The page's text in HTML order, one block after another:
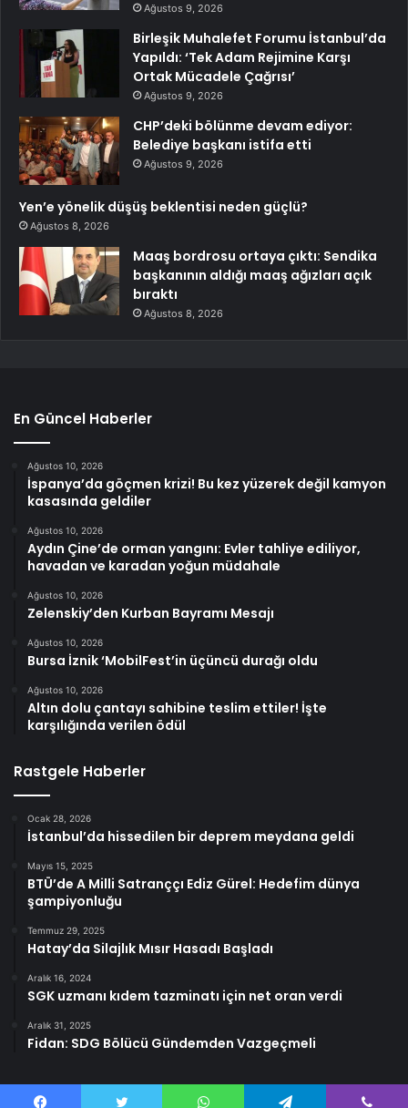
Ağustos 9, 2026
Birleşik Muhalefet Forumu İstanbul’da
Yapıldı: ‘Tek Adam Rejimine Karşı
Ortak Mücadele Çağrısı’
Ağustos 9, 2026
CHP’deki bölünme devam ediyor:
Belediye başkanı istifa etti
Ağustos 9, 2026
Yen’e yönelik düşüş beklentisi neden güçlü?
Ağustos 8, 2026
Maaş bordrosu ortaya çıktı: Sendika
başkanının aldığı maaş ağızları açık
bıraktı
Ağustos 8, 2026
En Güncel Haberler
Ağustos 10, 2026
İspanya’da göçmen krizi! Bu kez yüzerek değil kamyon
kasasında geldiler
Ağustos 10, 2026
Aydın Çine’de orman yangını: Evler tahliye ediliyor,
havadan ve karadan yoğun müdahale
Ağustos 10, 2026
Zelenskiy’den Kurban Bayramı Mesajı
Ağustos 10, 2026
Bursa İznik ‘MobilFest’in üçüncü durağı oldu
Ağustos 10, 2026
Altın dolu çantayı sahibine teslim ettiler! İşte
karşılığında verilen ödül
Rastgele Haberler
Ocak 28, 2026
İstanbul’da hissedilen bir deprem meydana geldi
Mayıs 15, 2025
BTÜ’de A Milli Satranççı Ediz Gürel: Hedefim dünya
şampiyonluğu
Temmuz 29, 2025
Hatay’da Silajlık Mısır Hasadı Başladı
Aralık 16, 2024
SGK uzmanı kıdem tazminatı için net oran verdi
Aralık 31, 2025
Fidan: SDG Bölücü Gündemden Vazgeçmeli